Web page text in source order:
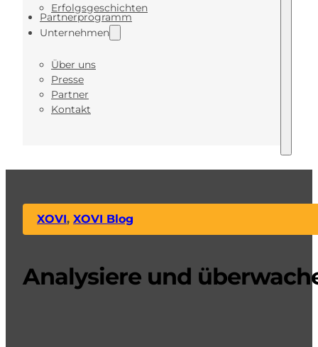
Erfolgsgeschichten
Partnerprogramm
Unternehmen
Über uns
Presse
Partner
Kontakt
XOVI, XOVI Blog
Analysiere und